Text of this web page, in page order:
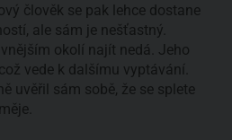
člověk se pak lehce dostane
ale sám je nešťastný.
okolí najít nedá. Jeho
vede k dalšímu vyptávání.
uvěřil sám sobě, že se splete